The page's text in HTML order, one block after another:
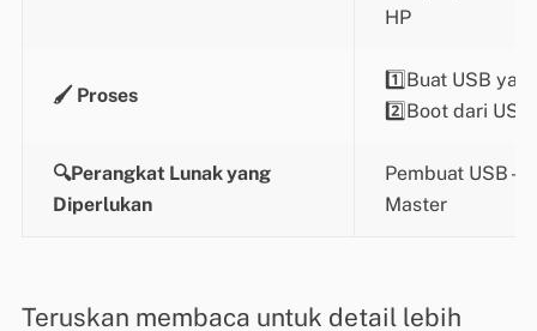
HP
🖌️ Proses
1️⃣Buat USB
2️⃣Boot dari USB
🔍Perangkat Lunak yang
Diperlukan
Pembuat USB -
Master
Teruskan membaca untuk detail lebih